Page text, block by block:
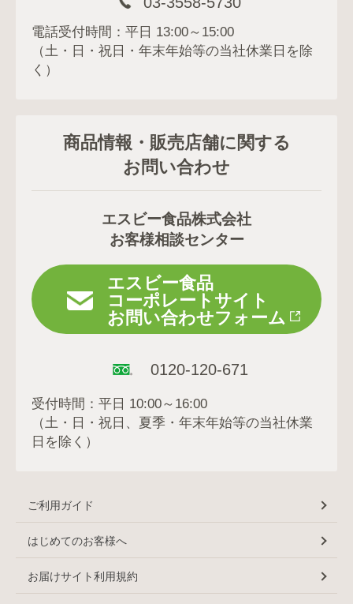
電話受付時間：平日 13:00～15:00
（土・日・祝日・年末年始等の当社休業日を除
く）
商品情報・販売店舗に関する
お問い合わせ
エスビー食品株式会社
お客様相談センター
エスビー食品
コーポレートサイト
お問い合わせフォーム
0120-120-671
受付時間：平日 10:00～16:00
（土・日・祝日、夏季・年末年始等の当社休業
日を除く）
ご利用ガイド
はじめてのお客様へ
お届けサイト利用規約